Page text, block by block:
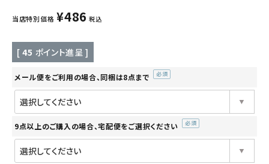
キッズ・ベビー・マタニティ
キッチン用品
フード・ドリンク
ブランド
定期購入
当店特別価格 ¥486 税込
[ 45 ポイント進呈 ]
メール便をご利用の場合、同梱は8点まで
9点以上のご購入の場合、宅配便をご選択ください